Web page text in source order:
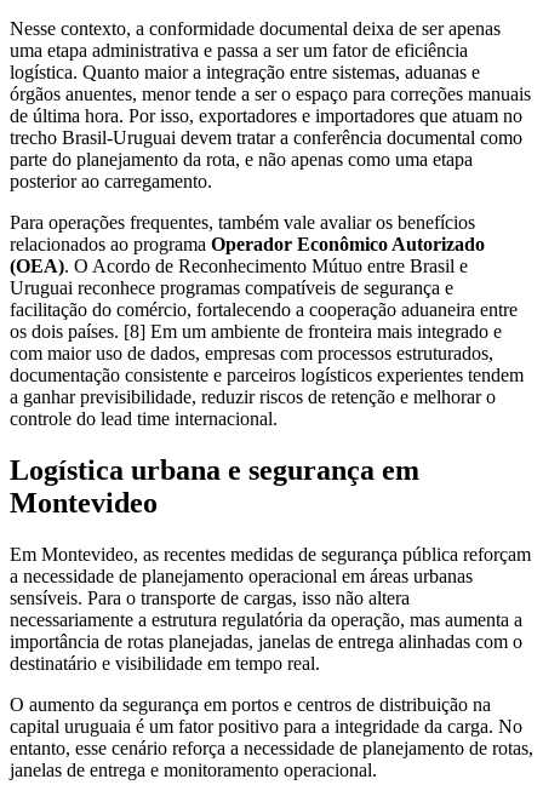
Nesse contexto, a conformidade documental deixa de ser apenas
uma etapa administrativa e passa a ser um fator de eficiência
logística. Quanto maior a integração entre sistemas, aduanas e
órgãos anuentes, menor tende a ser o espaço para correções manuais
de última hora. Por isso, exportadores e importadores que atuam no
trecho Brasil-Uruguai devem tratar a conferência documental como
parte do planejamento da rota, e não apenas como uma etapa
posterior ao carregamento.
Para operações frequentes, também vale avaliar os benefícios
relacionados ao programa Operador Econômico Autorizado
(OEA). O Acordo de Reconhecimento Mútuo entre Brasil e
Uruguai reconhece programas compatíveis de segurança e
facilitação do comércio, fortalecendo a cooperação aduaneira entre
os dois países. [8] Em um ambiente de fronteira mais integrado e
com maior uso de dados, empresas com processos estruturados,
documentação consistente e parceiros logísticos experientes tendem
a ganhar previsibilidade, reduzir riscos de retenção e melhorar o
controle do lead time internacional.
Logística urbana e segurança em
Montevideo
Em Montevideo, as recentes medidas de segurança pública reforçam
a necessidade de planejamento operacional em áreas urbanas
sensíveis. Para o transporte de cargas, isso não altera
necessariamente a estrutura regulatória da operação, mas aumenta a
importância de rotas planejadas, janelas de entrega alinhadas com o
destinatário e visibilidade em tempo real.
O aumento da segurança em portos e centros de distribuição na
capital uruguaia é um fator positivo para a integridade da carga. No
entanto, esse cenário reforça a necessidade de planejamento de rotas,
janelas de entrega e monitoramento operacional.